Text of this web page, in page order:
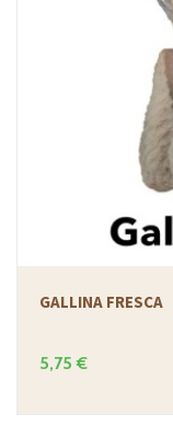
GALLINA FRESCA
5,75 €